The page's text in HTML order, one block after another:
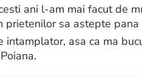
ani l-am mai facut de
prietenilor sa astepte
intamplator, asa ca ma